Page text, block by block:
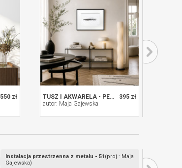
550 zł 395 zł
TUSZ I AKWARELA - PEJZAŻ 6 (FORMAT A3)
autor: Maja Gajewska
Instalacja przestrzenna z metalu - 51(proj.: Maja
Gajewska)